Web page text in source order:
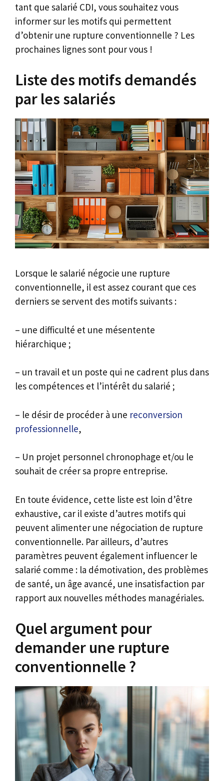
tant que salarié CDI, vous souhaitez vous
informer sur les motifs qui permettent
d’obtenir une rupture conventionnelle ? Les
prochaines lignes sont pour vous !
Liste des motifs demandés
par les salariés
Lorsque le salarié négocie une rupture
conventionnelle, il est assez courant que ces
derniers se servent des motifs suivants :
– une difficulté et une mésentente
hiérarchique ;
– un travail et un poste qui ne cadrent plus dans
les compétences et l’intérêt du salarié ;
– le désir de procéder à une reconversion
professionnelle,
– Un projet personnel chronophage et/ou le
souhait de créer sa propre entreprise.
En toute évidence, cette liste est loin d’être
exhaustive, car il existe d’autres motifs qui
peuvent alimenter une négociation de rupture
conventionnelle. Par ailleurs, d’autres
paramètres peuvent également influencer le
salarié comme : la démotivation, des problèmes
de santé, un âge avancé, une insatisfaction par
rapport aux nouvelles méthodes managériales.
Quel argument pour
demander une rupture
conventionnelle ?